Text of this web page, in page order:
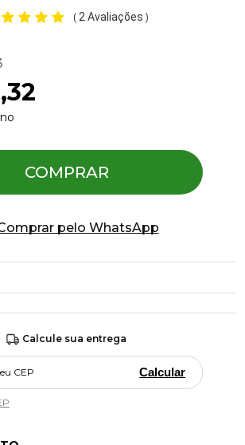
( 2 Avaliações )
COMPRAR
pelo WhatsApp
Calcule sua entrega
Calcular